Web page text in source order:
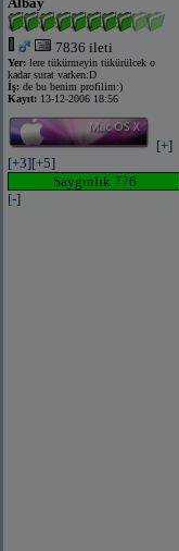
7836 ileti
Yer: lere tükürmeyin tükürülcek o
kadar surat varken:D
İş: de bu benim profilim:)
Kayıt: 13-12-2006 18:56
[+]
[+3][+5]
Saygınlık 776
[-]